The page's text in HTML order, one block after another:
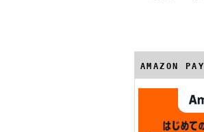
AMAZON PAY